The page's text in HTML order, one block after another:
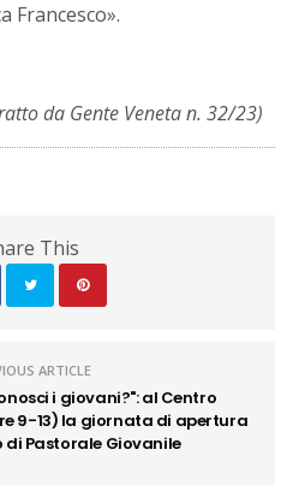
Francesco».
da Gente Veneta n. 32/23)
This
ARTICLE
i giovani?": al Centro
9-13) la giornata di apertura
di Pastorale Giovanile